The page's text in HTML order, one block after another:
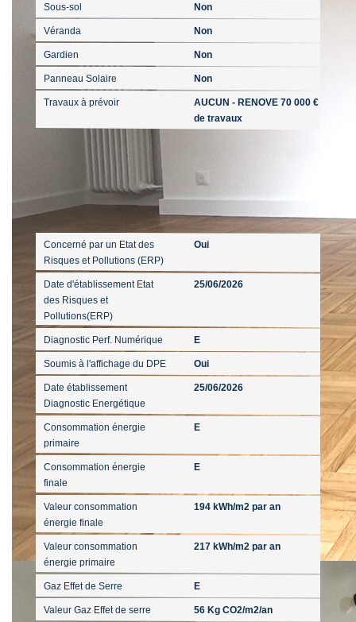
Sous-sol Non
Véranda Non
Gardien Non
Panneau Solaire Non
Travaux à prévoir
AUCUN - RENOVE 70 000 €
de travaux
Diagnostics
Concerné par un Etat des
Risques et Pollutions (ERP)
Oui
Date d'établissement Etat
des Risques et
Pollutions(ERP)
25/06/2026
Diagnostic Perf. Numérique E
Soumis à l'affichage du DPE Oui
Date établissement
Diagnostic Energétique
25/06/2026
Consommation énergie
primaire
E
Consommation énergie
finale
E
Valeur consommation
énergie finale
194 kWh/m2 par an
Valeur consommation
énergie primaire
217 kWh/m2 par an
Gaz Effet de Serre E
Valeur Gaz Effet de serre 56 Kg CO2/m2/an